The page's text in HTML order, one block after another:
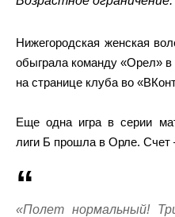
Нижегородская женская
обыграла команду «Орел»
на странице клуба во
Еще одна игра в серии
лиги Б прошла в Орле. Счет
«Полет нормальный!